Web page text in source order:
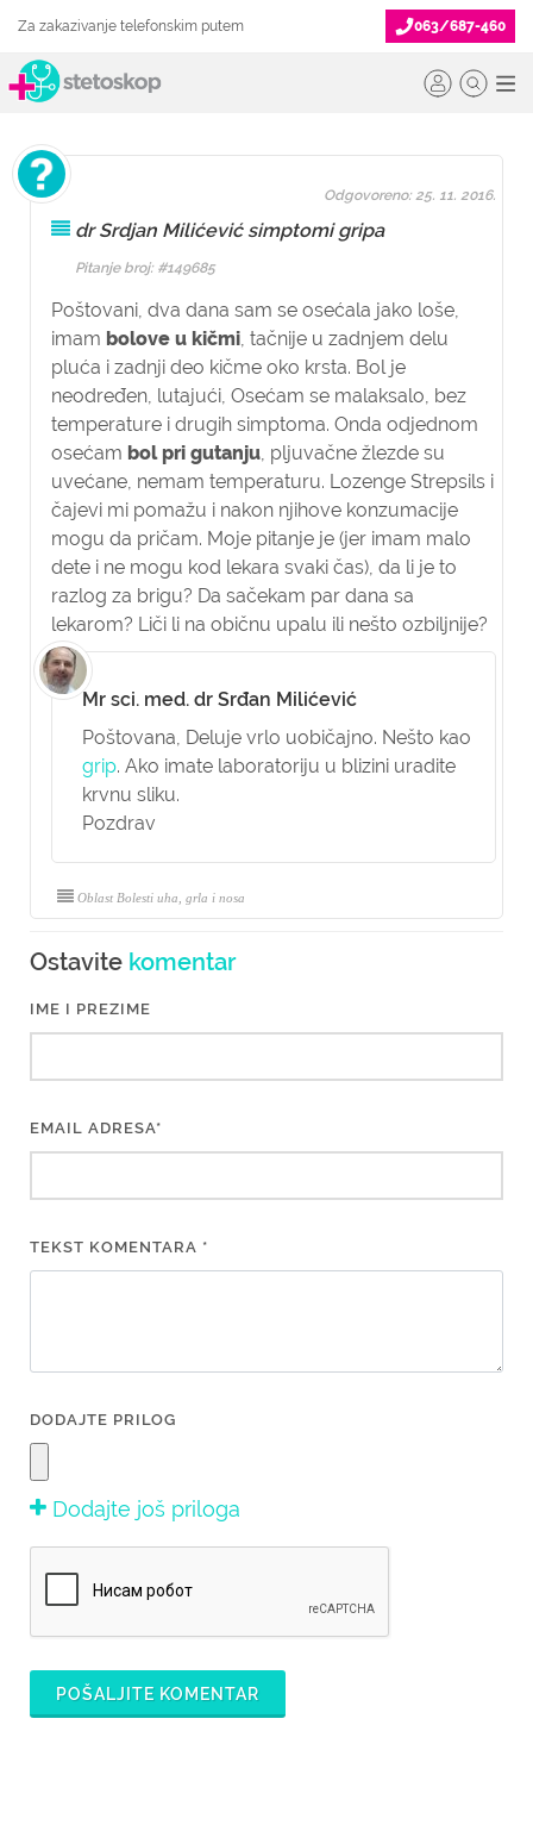
Za zakazivanje telefonskim putem 063/687-460
dr Srdjan Milićević simptomi gripa
Pitanje broj: #149685
Poštovani, dva dana sam se osećala jako loše,
imam bolove u kičmi, tačnije u zadnjem delu
pluća i zadnji deo kičme oko krsta. Bol je
neodređen, lutajući, Osećam se malaksalo, bez
temperature i drugih simptoma. Onda odjednom
osećam bol pri gutanju, pljuvačne žlezde su
uvećane, nemam temperaturu. Lozenge Strepsils i
čajevi mi pomažu i nakon njihove konzumacije
mogu da pričam. Moje pitanje je (jer imam malo
dete i ne mogu kod lekara svaki čas), da li je to
razlog za brigu? Da sačekam par dana sa
lekarom? Liči li na običnu upalu ili nešto ozbiljnije?
Odgovoreno: 25. 11. 2016.
Mr sci. med. dr Srđan Milićević
Poštovana, Deluje vrlo uobičajno. Nešto kao
grip. Ako imate laboratoriju u blizini uradite
krvnu sliku.
Pozdrav
Oblast Bolesti uha, grla i nosa
Ostavite komentar
IME I PREZIME
EMAIL ADRESA*
TEKST KOMENTARA *
DODAJTE PRILOG
Dodajte još priloga
POŠALJITE KOMENTAR